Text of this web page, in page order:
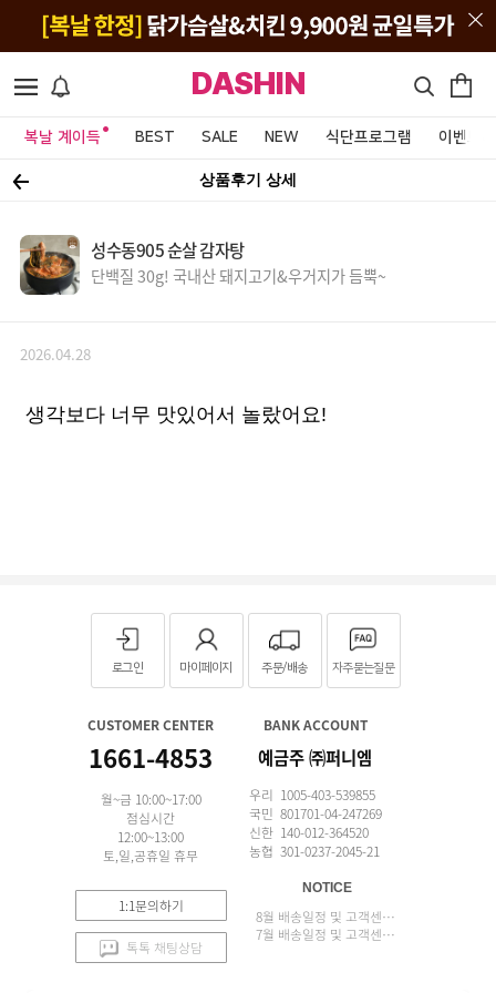
DASHIN
복날 계이득 BEST SALE NEW 식단프로그램 이벤트&
상품후기 상세
성수동905 순살 감자탕
단백질 30g! 국내산 돼지고기&우거지가 듬뿍~
2026.04.28
생각보다 너무 맛있어서 놀랐어요!
로그인 마이페이지 주문/배송 자주묻는질문
CUSTOMER CENTER
1661-4853
월~금 10:00~17:00
점심시간
12:00~13:00
토,일,공휴일 휴무
1:1문의하기
톡톡 채팅상담
BANK ACCOUNT
예금주 ㈜퍼니엠
우리 1005-403-539855
국민 801701-04-247269
신한 140-012-364520
농협 301-0237-2045-21
NOTICE
8월 배송일정 및 고객센터 업무 안내
7월 배송일정 및 고객센터 업무 안내